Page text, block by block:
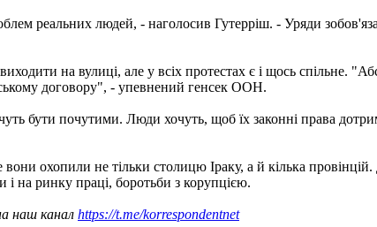
реальних людей, - наголосив Гутерріш. - Уряди
на вулиці, але у всіх протестах є і щось спільне.
договору", - упевнений генсек ООН.
бути почутими. Люди хочуть, щоб їх законні права
вони охопили не тільки столицю Іраку, а й кілька
і на ринку праці, боротьби з корупцією.
наш канал https://t.me/korrespondentnet